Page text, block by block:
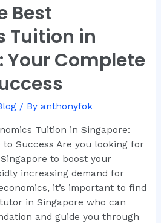
Best
Tuition in
Your Complete
/ By anthonyfok
Tuition in Singapore:
to Success Are you looking for
to boost your
increasing demand for
it’s important to find
in Singapore who can
and guide you through